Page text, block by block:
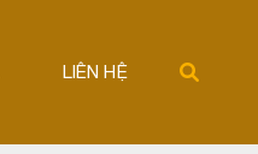
LIÊN HỆ